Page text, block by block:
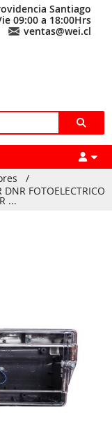
Santiago
09:00 a 18:00Hrs
ventas@wei.cl
/
FOTOELECTRICO
...